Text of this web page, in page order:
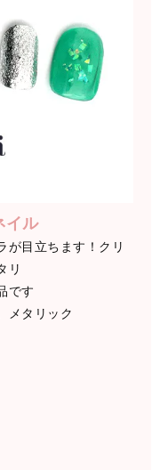
イル
が目立ちます！クリ
リ
です
メタリック